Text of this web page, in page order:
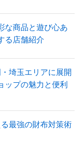
な商品と遊び心あ
る店舗紹介
埼玉エリアに展開
ップの魅力と便利
最強の財布対策術